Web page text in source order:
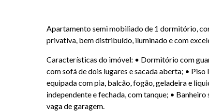
Apartamento semi mobiliado de 1 dormitório,
privativa, bem distribuído, iluminado e com
Características do imóvel: • Dormitório com
com sofá de dois lugares e sacada aberta; •
equipada com pia, balcão, fogão, geladeira e
independente e fechada, com tanque; •
vaga de garagem.